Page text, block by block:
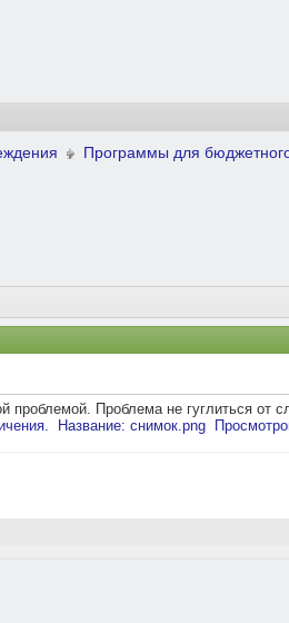
Программы для
проблемой. Проблема не гуглиться